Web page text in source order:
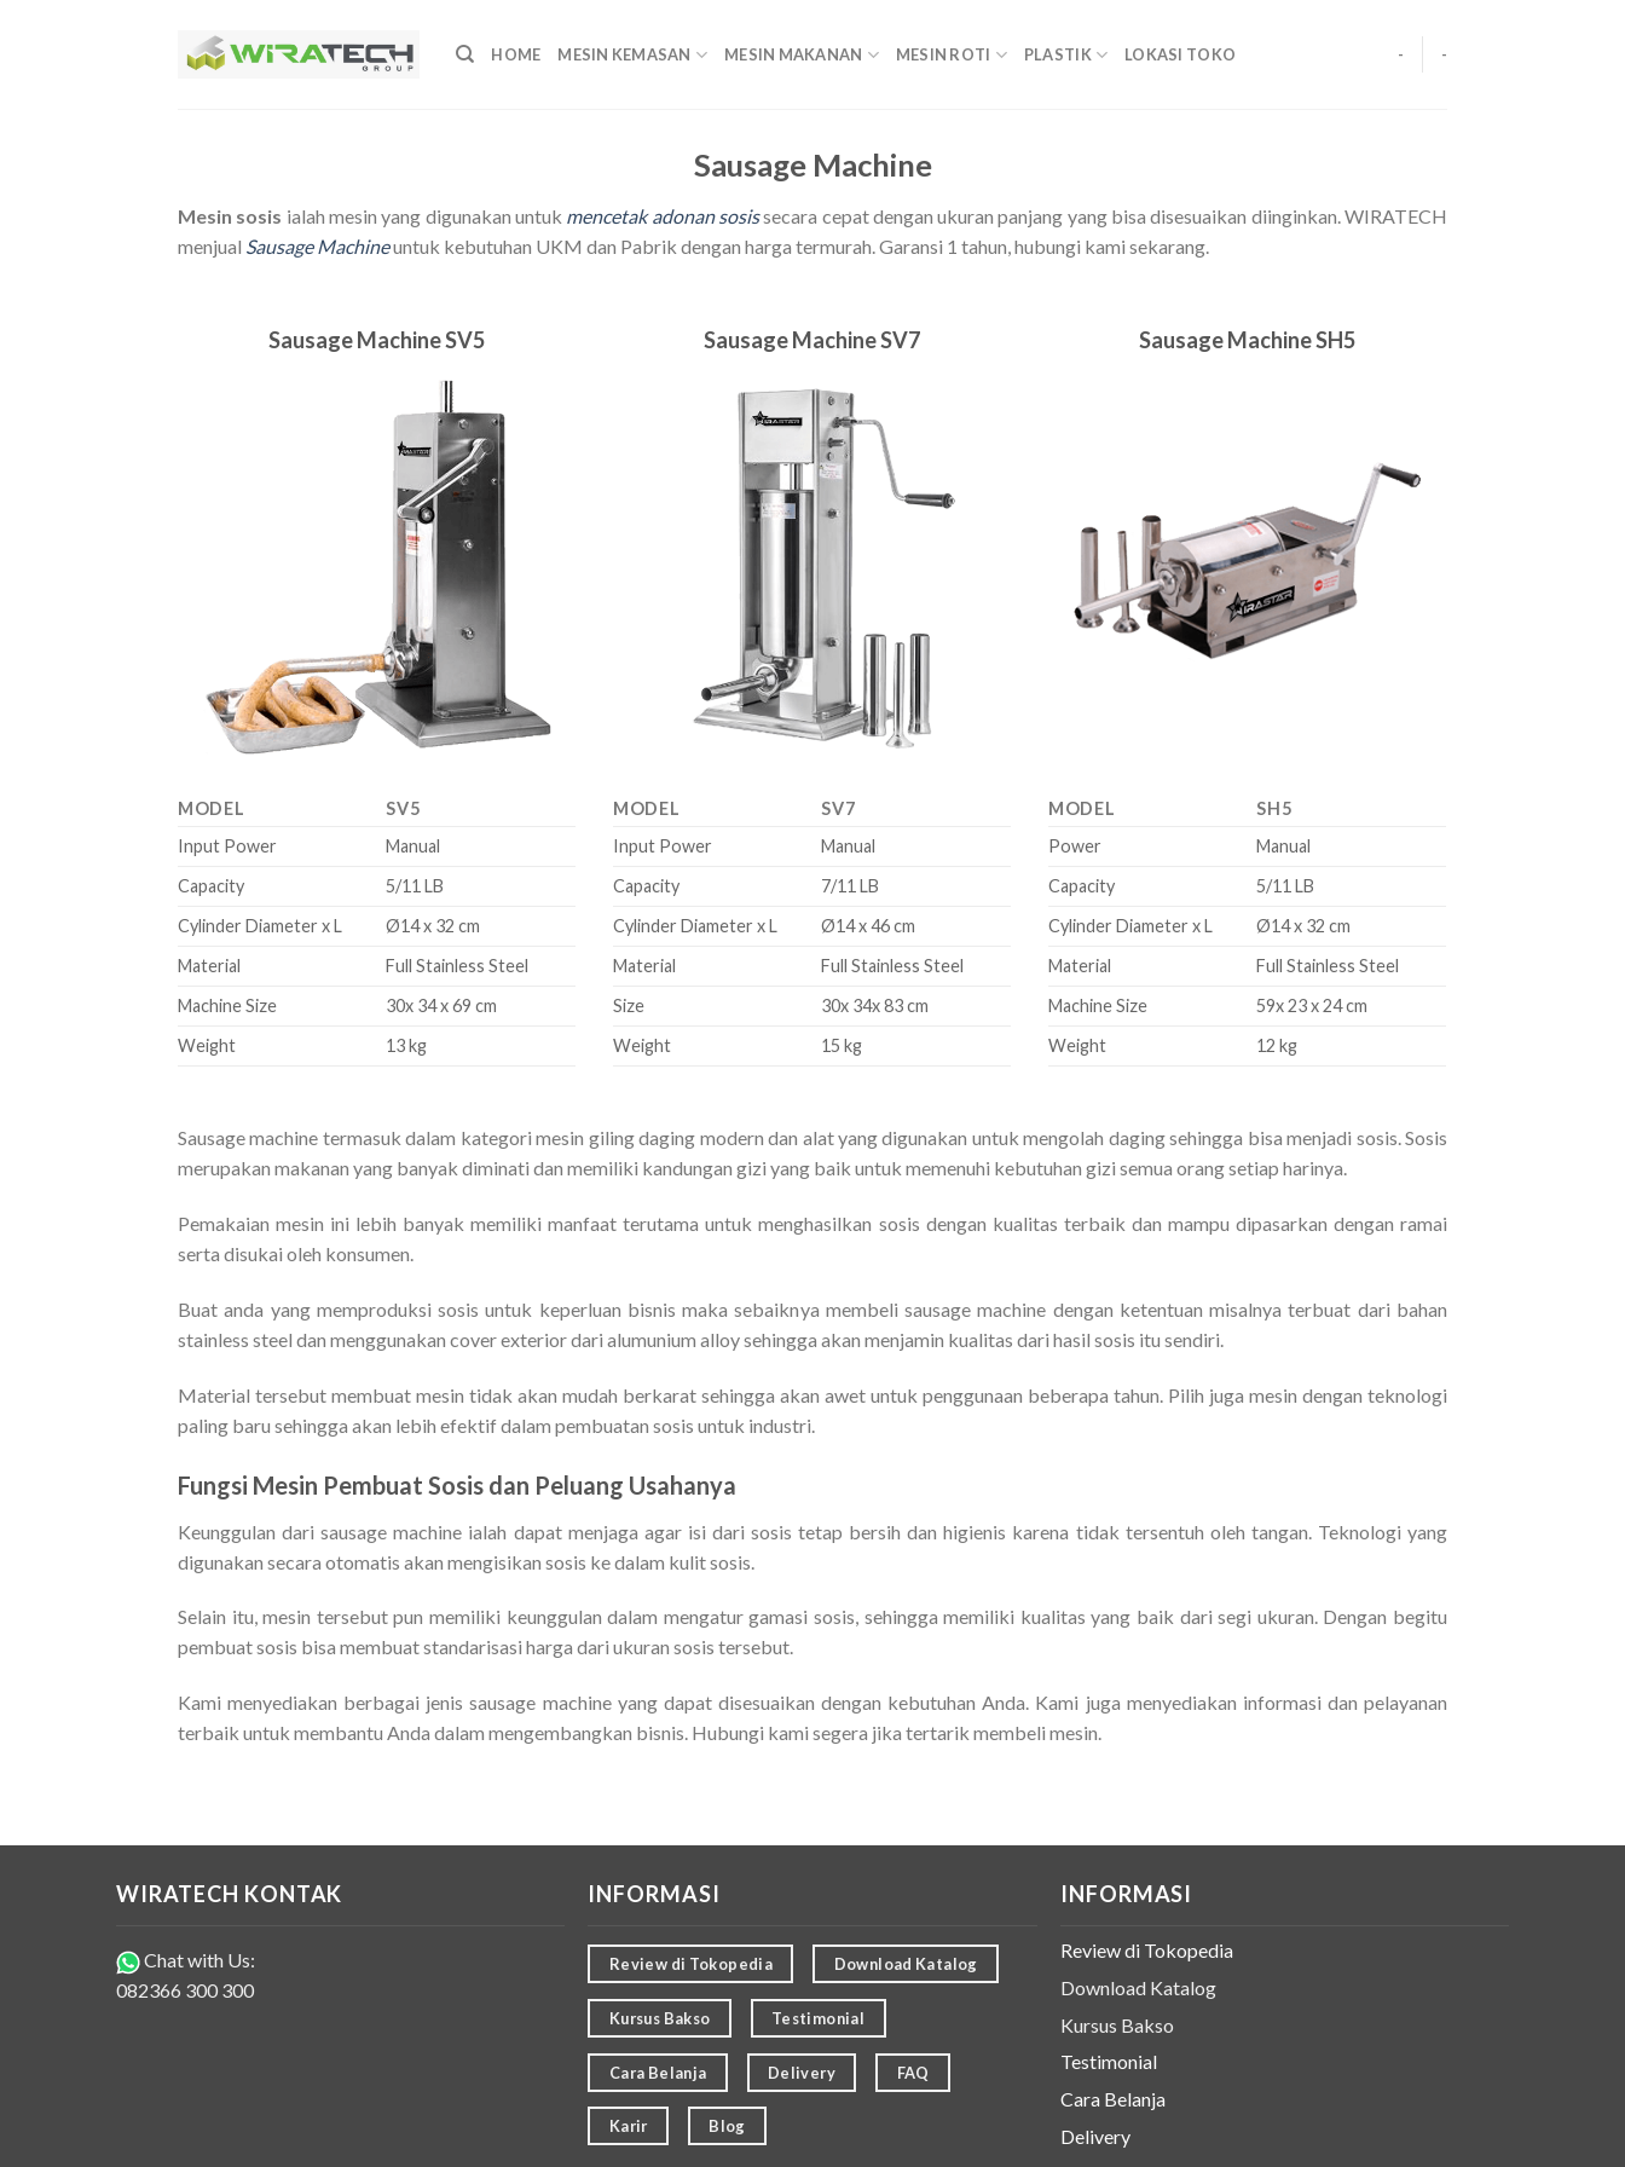
HOME MESIN KEMASAN MESIN MAKANAN MESIN ROTI PLASTIK LOKASI TOKO - -
Sausage Machine
Mesin sosis ialah mesin yang digunakan untuk mencetak adonan sosissecara cepat dengan ukuran panjang yang bisa disesuaikan diinginkan. WIRATECH
menjual Sausage Machineuntuk kebutuhan UKM dan Pabrik dengan harga termurah. Garansi 1 tahun, hubungi kami sekarang.
Sausage MachineSV5
MODEL
SV5
Input Power
Manual
Capacity
5/11 LB
Cylinder Diameter x L
Ø14 x 32 cm
Material
Full Stainless Steel
Machine Size
30x 34 x 69 cm
Weight
13 kg
Sausage MachineSV7
MODEL
SV7
Input Power
Manual
Capacity
7/11 LB
Cylinder Diameter x L
Ø14 x 46 cm
Material
Full Stainless Steel
Size
30x 34x 83 cm
Weight
15 kg
Sausage MachineSH5
MODEL
SH5
Power
Manual
Capacity
5/11 LB
Cylinder Diameter x L
Ø14 x 32 cm
Material
Full Stainless Steel
Machine Size
59x 23 x 24 cm
Weight
12 kg
Sausage machine termasuk dalam kategori mesin giling daging modern dan alat yang digunakan untuk mengolah daging sehingga bisa menjadi sosis. Sosis
merupakan makanan yang banyak diminati dan memiliki kandungan gizi yang baik untuk memenuhi kebutuhan gizi semua orang setiap harinya.
Pemakaian mesin ini lebih banyak memiliki manfaat terutama untuk menghasilkan sosis dengan kualitas terbaik dan mampu dipasarkan dengan ramai
serta disukai oleh konsumen.
Buat anda yang memproduksi sosis untuk keperluan bisnis maka sebaiknya membelisausage machine dengan ketentuan misalnya terbuat dari bahan
stainless steel dan menggunakan cover exterior dari alumunium alloy sehingga akan menjamin kualitas dari hasil sosis itu sendiri.
Material tersebut membuat mesin tidak akan mudah berkarat sehingga akan awet untuk penggunaan beberapa tahun. Pilih juga mesin dengan teknologi
paling baru sehingga akan lebih efektif dalam pembuatan sosis untuk industri.
Fungsi Mesin Pembuat Sosis dan Peluang Usahanya
Keunggulan darisausage machine ialah dapat menjaga agar isi dari sosis tetap bersih dan higienis karena tidak tersentuh oleh tangan. Teknologi yang
digunakan secara otomatis akan mengisikan sosis ke dalam kulit sosis.
Selain itu, mesin tersebut pun memiliki keunggulan dalam mengatur gamasi sosis, sehingga memiliki kualitas yang baik dari segi ukuran. Dengan begitu
pembuat sosis bisa membuat standarisasi harga dari ukuran sosis tersebut.
Kami menyediakan berbagai jenissausage machineyang dapat disesuaikan dengan kebutuhan Anda. Kami juga menyediakan informasi dan pelayanan
terbaik untuk membantu Anda dalam mengembangkan bisnis. Hubungi kami segera jika tertarik membeli mesin.
WIRATECH KONTAK
Chat with Us:
082366 300 300
INFORMASI
Review di Tokopedia Download Katalog
Kursus Bakso Testimonial
Cara Belanja Delivery FAQ
Karir Blog
INFORMASI
Review di Tokopedia
Download Katalog
Kursus Bakso
Testimonial
Cara Belanja
Delivery